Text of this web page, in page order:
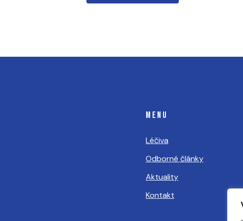
MENU
Léčiva
Odborné články
Aktuality
Kontakt